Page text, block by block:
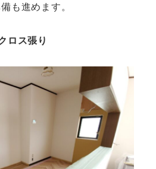
も進めます。
ロス張り